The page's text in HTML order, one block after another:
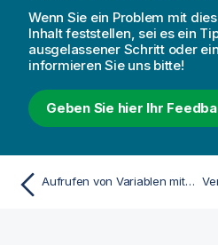
Wenn Sie ein Problem mit
Inhalt feststellen, sei es ein
ausgelassener Schritt oder
informieren Sie uns bitte!
Geben Sie hier Ihr
Aufrufen von Variablen mit Parametern